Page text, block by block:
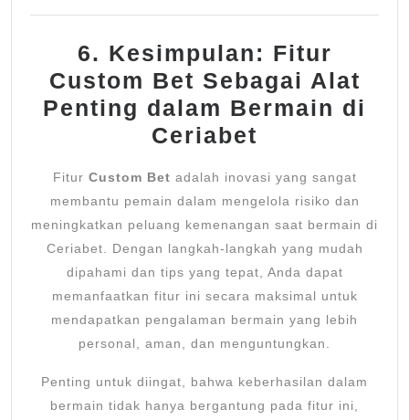
6. Kesimpulan: Fitur
Custom Bet Sebagai Alat
Penting dalam Bermain di
Ceriabet
Fitur Custom Bet adalah inovasi yang sangat
membantu pemain dalam mengelola risiko dan
meningkatkan peluang kemenangan saat bermain di
Ceriabet. Dengan langkah-langkah yang mudah
dipahami dan tips yang tepat, Anda dapat
memanfaatkan fitur ini secara maksimal untuk
mendapatkan pengalaman bermain yang lebih
personal, aman, dan menguntungkan.
Penting untuk diingat, bahwa keberhasilan dalam
bermain tidak hanya bergantung pada fitur ini,